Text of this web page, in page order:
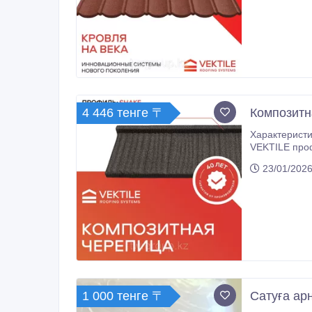
4 446 тенге 〒
VEKTILE профиль Shake —
23/01/
1 000 тенге 〒 Сатуға